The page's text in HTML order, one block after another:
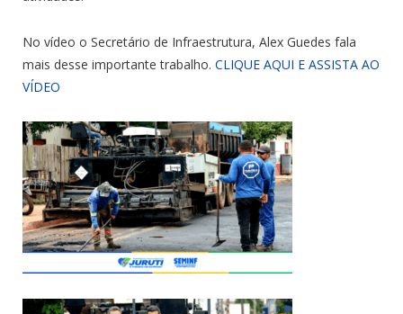
No vídeo o Secretário de Infraestrutura, Alex Guedes fala
mais desse importante trabalho. CLIQUE AQUI E ASSISTA AO
VÍDEO